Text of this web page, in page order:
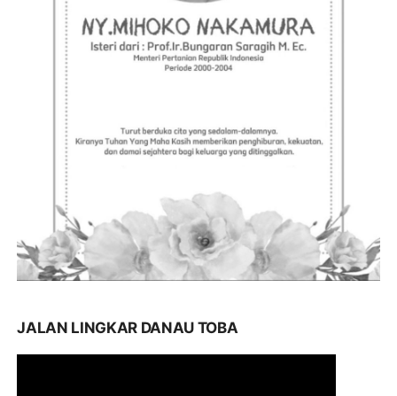
JALAN LINGKAR DANAU TOBA